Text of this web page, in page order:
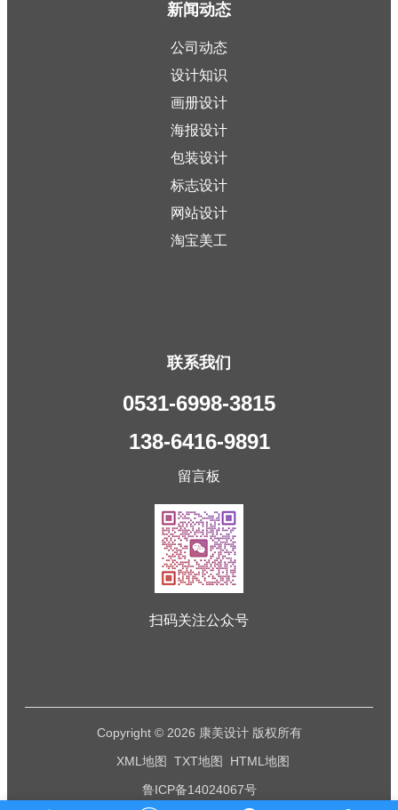
新闻动态
公司动态
设计知识
画册设计
海报设计
包装设计
标志设计
网站设计
淘宝美工
联系我们
0531-6998-3815
138-6416-9891
留言板
扫码关注公众号
Copyright © 2026 康美设计 版权所有
XML地图
TXT地图
HTML地图
鲁ICP备14024067号